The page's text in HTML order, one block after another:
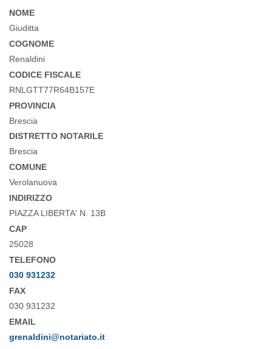
NOME
Giuditta
COGNOME
Renaldini
CODICE FISCALE
RNLGTT77R64B157E
PROVINCIA
Brescia
DISTRETTO NOTARILE
Brescia
COMUNE
Verolanuova
INDIRIZZO
PIAZZA LIBERTA' N. 13B
CAP
25028
TELEFONO
030 931232
FAX
030 931232
EMAIL
grenaldini@notariato.it